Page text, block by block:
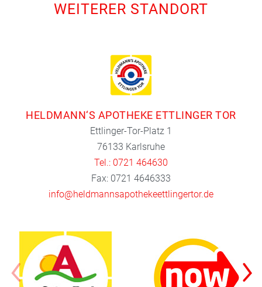
WEITERER STANDORT
HELDMANN‘S APOTHEKE ETTLINGER TOR
Ettlinger-Tor-Platz 1
76133 Karlsruhe
Tel.: 0721 464630
Fax: 0721 4646333
info@heldmannsapothekeettlingertor.de